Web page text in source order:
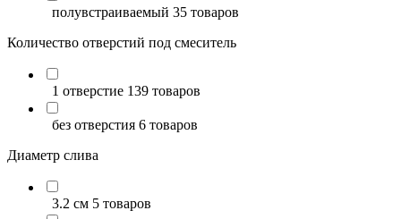
полувстраиваемый 35 товаров
Количество отверстий под смеситель
1 отверстие 139 товаров
без отверстия 6 товаров
Диаметр слива
3.2 см 5 товаров